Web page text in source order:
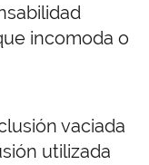
incomoda o
vaciada
utilizada